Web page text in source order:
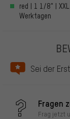
red | 1 1/8" |
Werktagen
Sei der
Fragen
Frag jetzt